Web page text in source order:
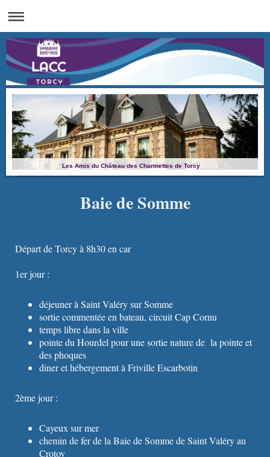
Les Amis du Château des Charmettes de Torcy
Baie de Somme
Départ de Torcy à 8h30 en car
1er jour :
déjeuner à Saint Valéry sur Somme
sortie commentée en bateau, circuit Cap Cornu
temps libre dans la ville
pointe du Hourdel pour une sortie nature de la pointe et
des phoques
diner et hébergement à Friville Escarbotin
2ème jour :
Cayeux sur mer
chemin de fer de la Baie de Somme de Saint Valéry au
Crotoy